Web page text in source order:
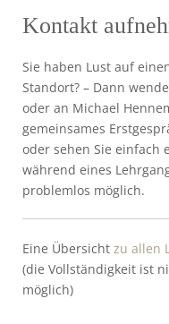
Kontakt
Sie haben Lust auf
Standort? – Dann
oder an Michael
gemeinsames
oder sehen Sie einfach
während eines
problemlos möglich.
Eine Übersicht zu allen
(die Vollständigkeit ist
möglich)